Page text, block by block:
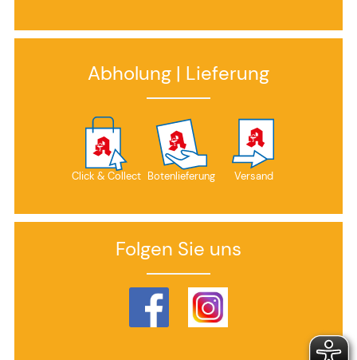
Abholung | Lieferung
Click & Collect Botenlieferung Versand
Folgen Sie uns